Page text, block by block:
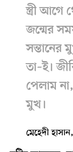
স্ত্রী আগে
জন্মের
সন্তানের
তা–ই।
পেলাম
মুখ।
মেহেদী